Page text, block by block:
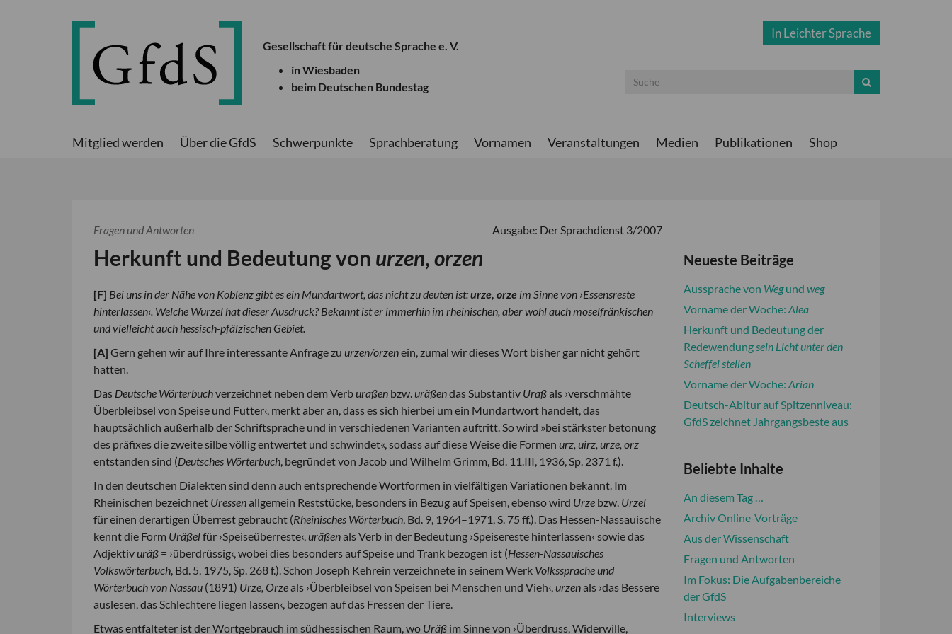
Gesellschaft für deutsche Sprache e. V.
in Wiesbaden
beim Deutschen Bundestag
In Leichter Sprache
Mitglied werden Über die GfdS Schwerpunkte Sprachberatung Vornamen Veranstaltungen Medien Publikationen Shop
Fragen und Antworten Ausgabe: Der Sprachdienst 3/2007
Herkunft und Bedeutung von urzen,orzen
[F] Bei uns in der Nähe von Koblenz gibt es ein Mundartwort, das nicht zu deuten ist:urze, orze im Sinne von ›Essensreste
hinterlassen‹. Welche Wurzel hat dieser Ausdruck? Bekannt ist er immerhin im rheinischen, aber wohl auch moselfränkischen
und vielleicht auch hessisch-pfälzischen Gebiet.
[A] Gern gehen wir auf Ihre interessante Anfrage zu urzen/orzenein, zumal wir dieses Wort bisher gar nicht gehört
hatten.
Das Deutsche Wörterbuchverzeichnet neben dem Verburaßen bzw.uräßendas Substantiv Uraßals ›verschmähte
Überbleibsel von Speise und Futter‹, merkt aber an, dass es sich hierbei um ein Mundartwort handelt, das
hauptsächlich außerhalb der Schriftsprache und in verschiedenen Varianten auftritt. So wird »bei stärkster betonung
des präfixes die zweite silbe völlig entwertet und schwindet«, sodass auf diese Weise die Formen urz, uirz, urze, orz
entstanden sind (Deutsches Wörterbuch, begründet von Jacob und Wilhelm Grimm, Bd. 11.III, 1936, Sp. 2371 f.).
In den deutschen Dialekten sind denn auch entsprechende Wortformen in vielfältigen Variationen bekannt. Im
Rheinischen bezeichnet Uressenallgemein Reststücke, besonders in Bezug auf Speisen, ebenso wird Urze bzw. Urzel
für einen derartigen Überrest gebraucht (Rheinisches Wörterbuch, Bd. 9, 1964–1971, S. 75 ff.). Das Hessen-Nassauische
kennt die Form Uräßelfür ›Speiseüberreste‹,uräßenals Verb in der Bedeutung ›Speisereste hinterlassen‹ sowie das
Adjektivuräß = ›überdrüssig‹, wobei dies besonders auf Speise und Trank bezogen ist (Hessen-Nassauisches
Volkswörterbuch, Bd. 5, 1975, Sp. 268 f.). Schon Joseph Kehrein verzeichnete in seinem Werk Volkssprache und
Wörterbuch von Nassau (1891) Urze, Orzeals ›Überbleibsel von Speisen bei Menschen und Vieh‹,urzenals ›das Bessere
auslesen, das Schlechtere liegen lassen‹, bezogen auf das Fressen der Tiere.
Etwas entfalteter ist der Wortgebrauch im südhessischen Raum, wo Uräß im Sinne von ›Überdruss, Widerwille,
Neueste Beiträge
Aussprache von Wegund weg
Vorname der Woche: Alea
Herkunft und Bedeutung der
Redewendungsein Licht unter den
Scheffel stellen
Vorname der Woche: Arian
Deutsch-Abitur auf Spitzenniveau:
GfdS zeichnet Jahrgangsbeste aus
Beliebte Inhalte
An diesem Tag …
Archiv Online-Vorträge
Aus der Wissenschaft
Fragen und Antworten
Im Fokus: Die Aufgabenbereiche
der GfdS
Interviews